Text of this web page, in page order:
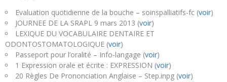
Evaluation quotidienne de la bouche – soinspalliatifs-fc (voir)
JOURNEE DE LA SRAPL 9 mars 2013 (voir)
LEXIQUE DU VOCABULAIRE DENTAIRE ET
ODONTOSTOMATOLOGIQUE (voir)
Passeport pour l’oralité – Info-langage (voir)
1 Expression orale et écrite : EXPRESSION (voir)
20 Règles De Prononciation Anglaise – Step.inpg (voir)